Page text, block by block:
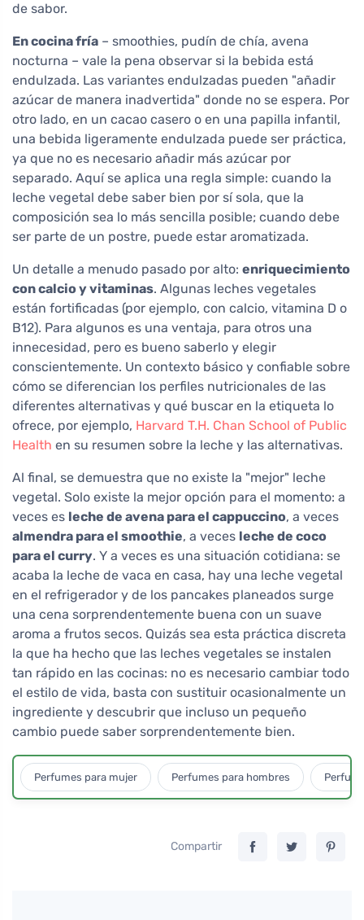
de sabor.
En cocina fría – smoothies, pudín de chía, avena
nocturna – vale la pena observar si la bebida está
endulzada. Las variantes endulzadas pueden "añadir
azúcar de manera inadvertida" donde no se espera. Por
otro lado, en un cacao casero o en una papilla infantil,
una bebida ligeramente endulzada puede ser práctica,
ya que no es necesario añadir más azúcar por
separado. Aquí se aplica una regla simple: cuando la
leche vegetal debe saber bien por sí sola, que la
composición sea lo más sencilla posible; cuando debe
ser parte de un postre, puede estar aromatizada.
Un detalle a menudo pasado por alto: enriquecimiento
con calcio y vitaminas. Algunas leches vegetales
están fortificadas (por ejemplo, con calcio, vitamina D o
B12). Para algunos es una ventaja, para otros una
innecesidad, pero es bueno saberlo y elegir
conscientemente. Un contexto básico y confiable sobre
cómo se diferencian los perfiles nutricionales de las
diferentes alternativas y qué buscar en la etiqueta lo
ofrece, por ejemplo, Harvard T.H. Chan School of Public
Health en su resumen sobre la leche y las alternativas.
Al final, se demuestra que no existe la "mejor" leche
vegetal. Solo existe la mejor opción para el momento: a
veces es leche de avena para el cappuccino, a veces
almendra para el smoothie, a veces leche de coco
para el curry. Y a veces es una situación cotidiana: se
acaba la leche de vaca en casa, hay una leche vegetal
en el refrigerador y de los pancakes planeados surge
una cena sorprendentemente buena con un suave
aroma a frutos secos. Quizás sea esta práctica discreta
la que ha hecho que las leches vegetales se instalen
tan rápido en las cocinas: no es necesario cambiar todo
el estilo de vida, basta con sustituir ocasionalmente un
ingrediente y descubrir que incluso un pequeño
cambio puede saber sorprendentemente bien.
Perfumes para mujer Perfumes para hombres
Compartir